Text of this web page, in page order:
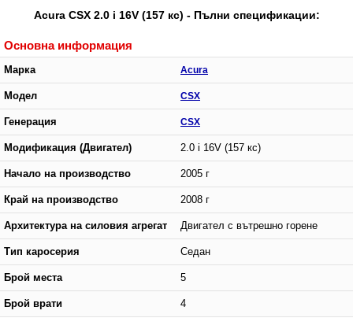
Acura CSX 2.0 i 16V (157 кс) - Пълни спецификации:
Основна информация
Марка Acura
Модел CSX
Генерация CSX
Модификация (Двигател) 2.0 i 16V (157 кс)
Начало на производство 2005 г
Край на производство 2008 г
Архитектура на силовия агрегат Двигател с вътрешно горене
Тип каросерия Седан
Брой места 5
Брой врати 4